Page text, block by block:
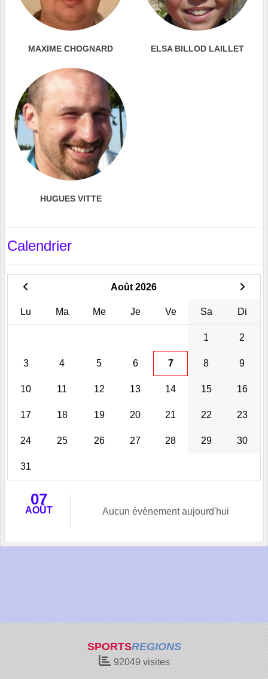
MAXIME CHOGNARD ELSA BILLOD LAILLET
HUGUES VITTE
Calendrier
Août 2026
Lu Ma Me Je Ve Sa Di
1 2
3 4 5 6 7 8 9
10 11 12 13 14 15 16
17 18 19 20 21 22 23
24 25 26 27 28 29 30
31
07
AOÛT Aucun évènement aujourd'hui
SPORTSREGIONS
92049 visites